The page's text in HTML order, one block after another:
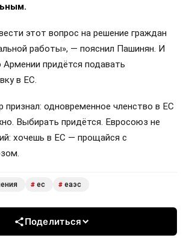
этот вопрос на решение граждан
работы», — пояснил Пашинян. И
Армении придётся подавать
в ЕС.
признал: одновременное членство в ЕС
Выбирать придётся. Евросоюз не
хочешь в ЕС — прощайся с
# ес # еаэс
Поделиться